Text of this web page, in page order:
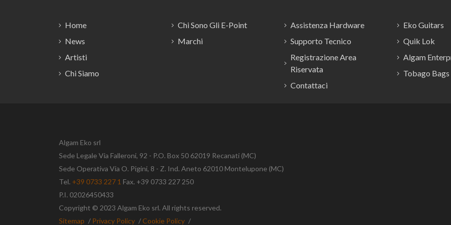
Home
News
Artisti
Chi Siamo
Chi Sono Gli E-Point
Marchi
Assistenza Hardware
Supporto Tecnico
Registrazione Area
Riservata
Contattaci
Eko Guitars
Quik Lok
Algam
Tobago Bags
Algam Eko srl
Sede Legale Via Falleroni, 92 - P.O. Box 50 62019 Recanati (MC)
Sede Operativa Via O. Pigini, 8 - Z. Ind. Aneto 62010 Montelupone (MC)
Tel. +39 0733 227 1 Fax. +39 0733 227 250
P.I. 02026450433
Copyright © 2023 Algam Eko srl. All rights reserved.
Sitemap / Privacy Policy / Cookie Policy /